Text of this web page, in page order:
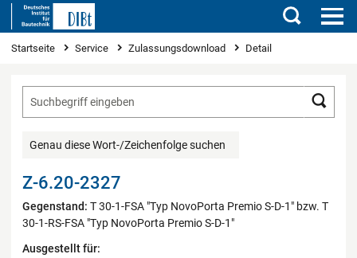
Suchen
Sie sind hier
Startseite Service Zulassungsdownload Detail
Genau diese Wort-/Zeichenfolge suchen
Z-6.20-2327
Gegenstand: T 30-1-FSA "Typ NovoPorta Premio S-D-1" bzw. T
30-1-RS-FSA "Typ NovoPorta Premio S-D-1"
Ausgestellt für: